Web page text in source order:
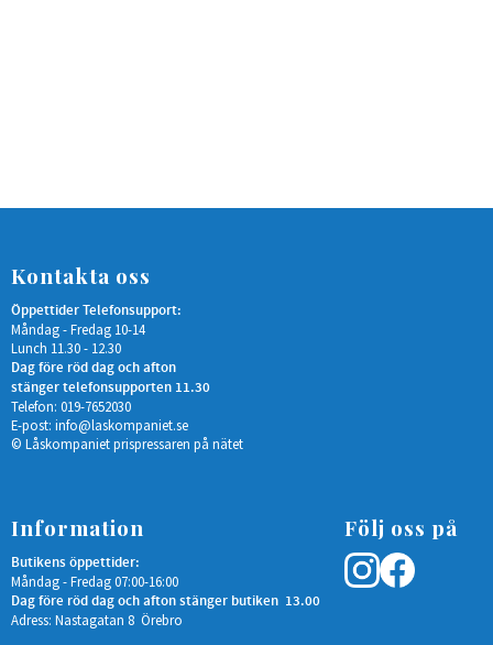
Kontakta oss
Öppettider Telefonsupport:
Måndag - Fredag 10-14
Lunch 11.30 - 12.30
Dag före röd dag och afton
stänger telefonsupporten 11.30
Telefon: 019-7652030
E-post: info@laskompaniet.se
© Låskompaniet prispressaren på nätet
Information
Butikens öppettider:
Måndag - Fredag 07:00-16:00
Dag före röd dag och afton stänger butiken 13.00
Adress: Nastagatan 8 Örebro
Följ oss på